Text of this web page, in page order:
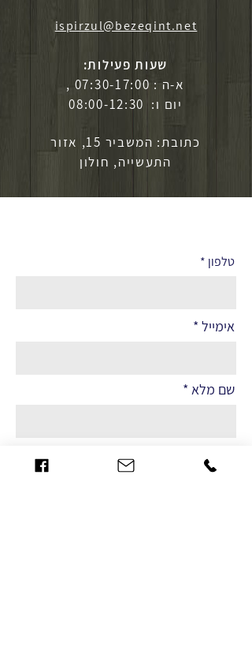
ispirzul@bezeqint.net
שעות פעילות:
א-ה : 07:30-17:00 ,
יום ו: 08:00-12:30
כתובת: המשביר 15, אזור
התעשייה, חולון
טלפון
אימייל
שם מלא